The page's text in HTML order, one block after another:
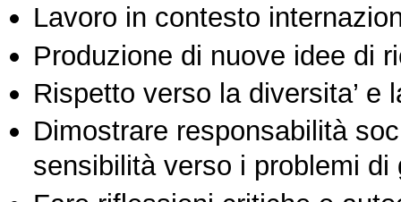
Lavoro in contesto
Produzione di nuove idee di
Rispetto verso la diversita’ e
Dimostrare responsabilità
sensibilità verso i problemi di